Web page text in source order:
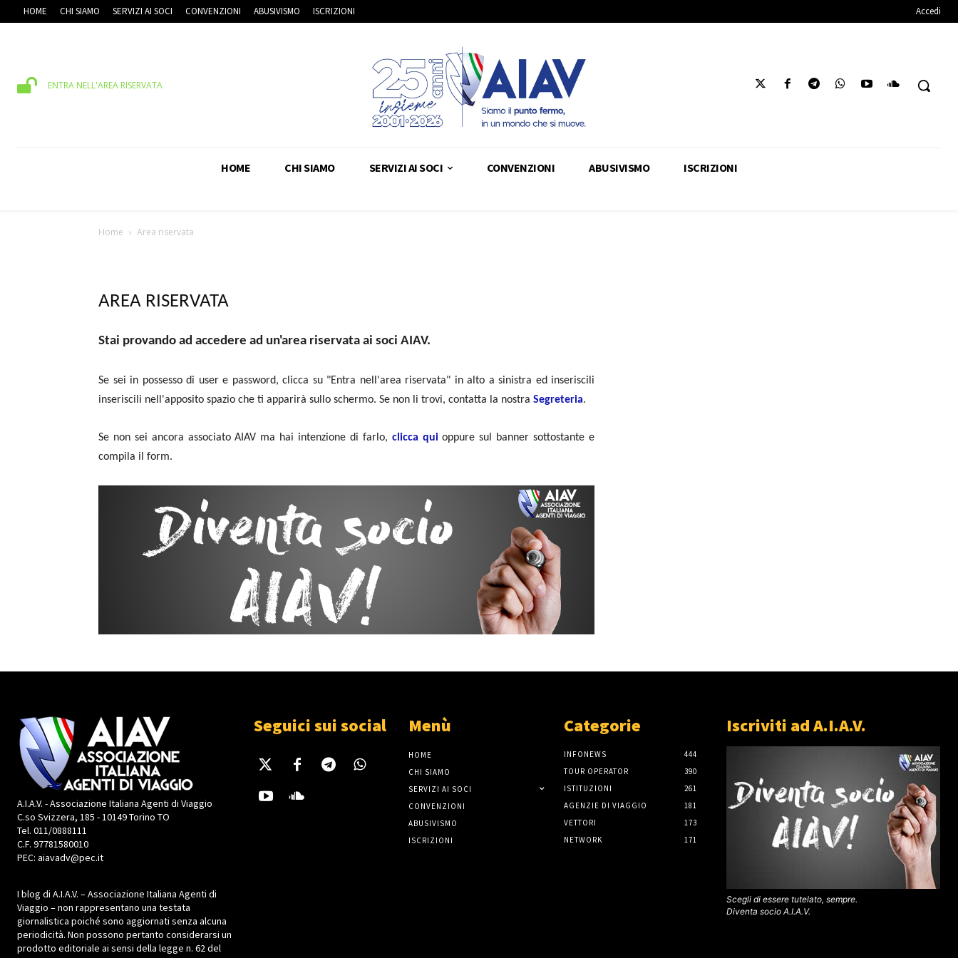
HOME CHI SIAMO SERVIZI AI SOCI CONVENZIONI ABUSIVISMO ISCRIZIONI Accedi
ENTRA NELL'AREA RISERVATA
HOME CHI SIAMO SERVIZI AI SOCI CONVENZIONI ABUSIVISMO ISCRIZIONI
Home Area riservata
AREA RISERVATA
Stai provando ad accedere ad un'area riservata ai soci AIAV.
Se sei in possesso di user e password, clicca su "Entra nell'area riservata" in alto a sinistra ed inseriscili
inseriscili nell'apposito spazio che ti apparirà sullo schermo. Se non li trovi, contatta la nostra Segreteria.
Se non sei ancora associato AIAV ma hai intenzione di farlo, clicca quioppure sul banner sottostante e
compila il form.
A.I.A.V. - Associazione Italiana Agenti di Viaggio
C.so Svizzera, 185 - 10149 Torino TO
Tel. 011/0888111
C.F. 97781580010
PEC: aiavadv@pec.it
I blog di A.I.A.V. – Associazione Italiana Agenti di
Viaggio – non rappresentano una testata
giornalistica poiché sono aggiornati senza alcuna
periodicità. Non possono pertanto considerarsi un
prodotto editoriale ai sensi della legge n. 62 del
Seguici sui social Menù
HOME
CHI SIAMO
SERVIZI AI SOCI
CONVENZIONI
ABUSIVISMO
ISCRIZIONI
Categorie
INFONEWS
444
TOUR OPERATOR
390
ISTITUZIONI
261
AGENZIE DI VIAGGIO
181
VETTORI
173
NETWORK
171
Iscriviti ad A.I.A.V.
Scegli di essere tutelato, sempre.
Diventa socio A.I.A.V.